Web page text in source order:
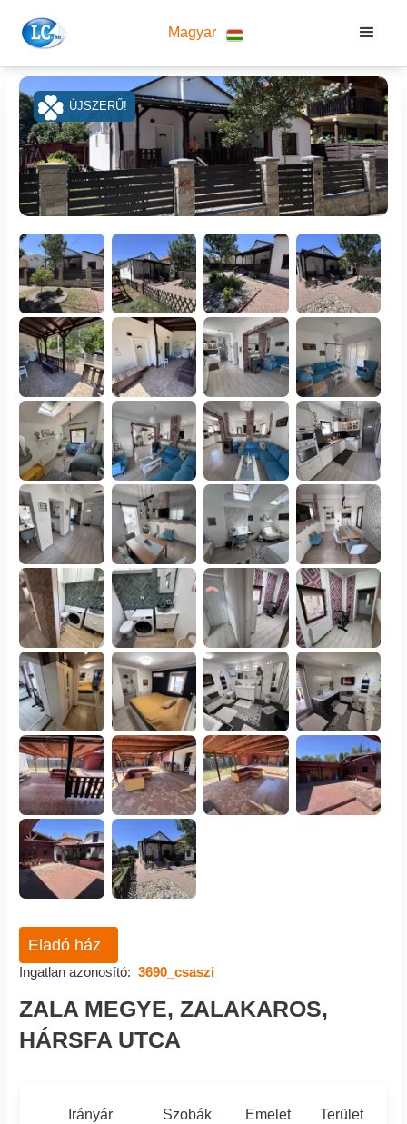
Magyar
ÚJSZERŰ!
Eladó ház
Ingatlan azonosító: 3690_csaszi
ZALA MEGYE, ZALAKAROS,
HÁRSFA UTCA
Irányár Szobák Emelet Terület